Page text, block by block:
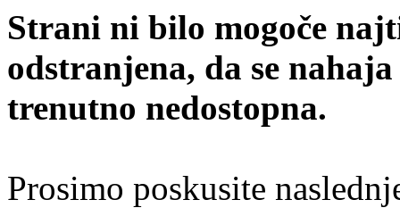
Strani ni bilo mogoče
odstranjena, da se
trenutno nedostopna.
Prosimo poskusite